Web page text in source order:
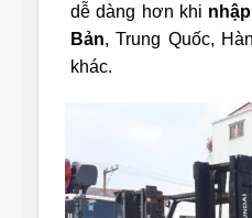
dễ dàng hơn khi
Bản, Trung Quốc,
khác.